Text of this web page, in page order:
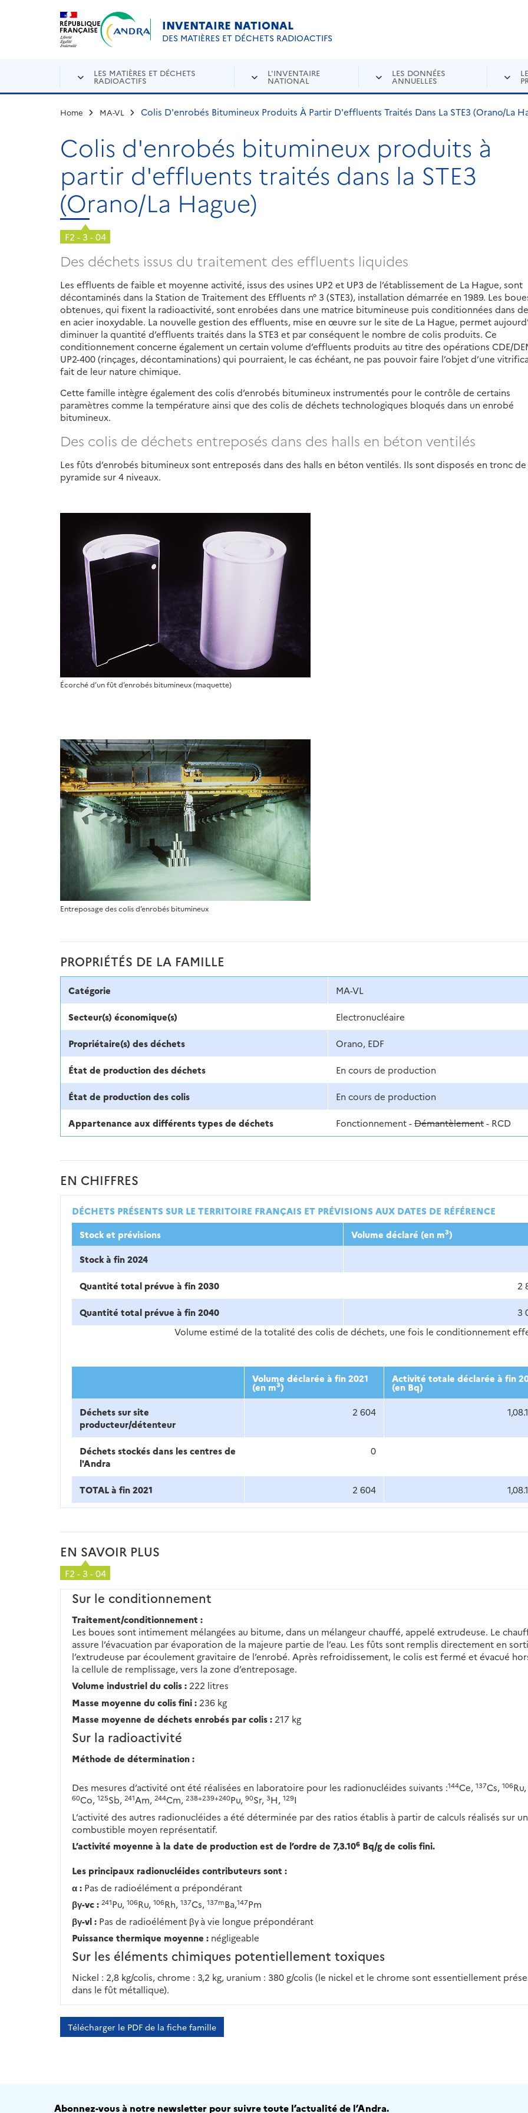
Aller au contenu principal
INVENTAIRE NATIONAL
DES MATIÈRES ET DÉCHETS RADIOACTIFS
LES MATIÈRES ET DÉCHETS
RADIOACTIFS
L'INVENTAIRE
NATIONAL
LES DONNÉES
ANNUELLES
Home MA-VL Colis D'enrobés Bitumineux Produits À Partir D'effluents Traités Dans La STE3 (Orano/La
Colis d'enrobés bitumineux produits à
partir d'effluents traités dans la STE3
(Orano/La Hague)
F2 - 3 - 04
Des déchets issus du traitement des effluents liquides
Les effluents de faible et moyenne activité, issus des usines UP2 et UP3 de l’établissement de La Hague, sont
décontaminés dans la Station de Traitement des Effluents n° 3 (STE3), installation démarrée en 1989. Les
obtenues, qui fixent la radioactivité, sont enrobées dans une matrice bitumineuse puis conditionnées dans
en acier inoxydable. La nouvelle gestion des effluents, mise en œuvre sur le site de La Hague, permet
diminuer la quantité d’effluents traités dans la STE3 et par conséquent le nombre de colis produits. Ce
conditionnement concerne également un certain volume d’effluents produits au titre des opérations CDE/
UP2-400 (rinçages, décontaminations) qui pourraient, le cas échéant, ne pas pouvoir faire l’objet d’une
fait de leur nature chimique.
Cette famille intègre également des colis d’enrobés bitumineux instrumentés pour le contrôle de certains
paramètres comme la température ainsi que des colis de déchets technologiques bloqués dans un enrobé
bitumineux.
Des colis de déchets entreposés dans des halls en béton ventilés
Les fûts d’enrobés bitumineux sont entreposés dans des halls en béton ventilés. Ils sont disposés en tronc de
pyramide sur 4 niveaux.
Écorché d’un fût d’enrobés bitumineux (maquette)
Entreposage des colis d’enrobés bitumineux
PROPRIÉTÉS DE LA FAMILLE
Catégorie MA-VL
Secteur(s) économique(s) Electronucléaire
Propriétaire(s) des déchets Orano, EDF
État de production des déchets En cours de production
État de production des colis En cours de production
Appartenance aux différents types de déchets Fonctionnement -Démantèlement- RCD
EN CHIFFRES
DÉCHETS PRÉSENTS SUR LE TERRITOIRE FRANÇAIS ET PRÉVISIONS AUX DATES DE RÉFÉRENCE
Stock et prévisions
Volume déclaré (en m3)
Stock à fin 2024
Quantité total prévue à fin 2030 2
Quantité total prévue à fin 2040
3
Volume estimé de la totalité des colis de déchets, une fois le conditionnement
Volume déclarée à fin 2021
(en m3)
Activité totale déclarée à fin
(en Bq)
Déchets sur site
producteur/détenteur
2 604
Déchets stockés dans les centres de
l'Andra
0
TOTAL à fin 2021 2 604
EN SAVOIR PLUS
F2 - 3 - 04
Sur le conditionnement
Traitement/conditionnement :
Les boues sont intimement mélangées au bitume, dans un mélangeur chauffé, appelé extrudeuse. Le
assure l’évacuation par évaporation de la majeure partie de l’eau. Les fûts sont remplis directement en
l’extrudeuse par écoulement gravitaire de l’enrobé. Après refroidissement, le colis est fermé et évacué
la cellule de remplissage, vers la zone d’entreposage.
Volume industriel du colis :222 litres
Masse moyenne du colis fini : 236 kg
Masse moyenne de déchets enrobés par colis :217 kg
Sur la radioactivité
Méthode de détermination :
Des mesures d’activité ont été réalisées en laboratoire pour les radionucléides suivants :144Ce, 137Cs, 106Ru,
60Co, 125Sb, 241Am, 244Cm, 238+239+240Pu, 90Sr, 3H, 129I
L’activité des autres radionucléides a été déterminée par des ratios établis à partir de calculs réalisés sur un
combustible moyen représentatif.
L’activité moyenne à la date de production est de l’ordre de 7,3.106Bq/g de colis fini.
Les principaux radionucléides contributeurs sont :
α : Pas de radioélément α prépondérant
βγ-vc : 241Pu, 106Ru, 106Rh, 137Cs, 137mBa,147Pm
βγ-vl : Pas de radioélément βγ à vie longue prépondérant
Puissance thermique moyenne :négligeable
Sur les éléments chimiques potentiellement toxiques
Nickel : 2,8 kg/colis, chrome : 3,2 kg, uranium : 380 g/colis (le nickel et le chrome sont essentiellement
dans le fût métallique).
Télécharger le PDF de la fiche famille
Abonnez-vous à notre newsletter pour suivre toute l’actualité de l’Andra.